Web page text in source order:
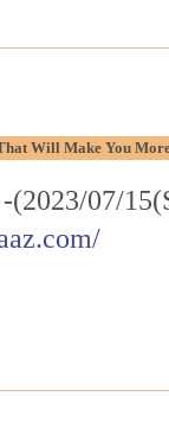
Will Make You
-(2023/07/